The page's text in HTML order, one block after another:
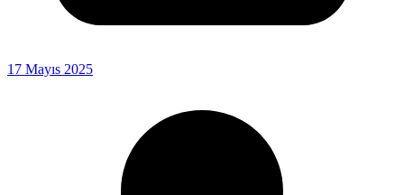
17 Mayıs 2025